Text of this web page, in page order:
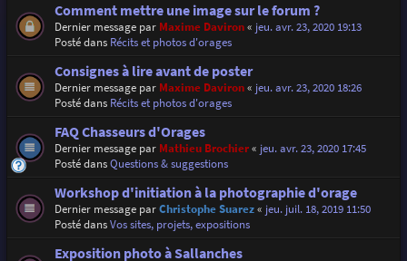
Comment mettre une image sur le forum ?
Dernier message par Maxime Daviron« jeu. avr. 23, 2020 19:13
Posté dans Récits et photos d'orages
Consignes à lire avant de poster
Dernier message par Maxime Daviron« jeu. avr. 23, 2020 18:26
Posté dans Récits et photos d'orages
FAQ Chasseurs d'Orages
Dernier message par Mathieu Brochier« jeu. avr. 23, 2020 17:45
Posté dansQuestions & suggestions
Workshop d'initiation à la photographie d'orage
Dernier message parChristophe Suarez« jeu. juil. 18, 2019 11:50
Posté dansVos sites, projets, expositions
Exposition photo à Sallanches